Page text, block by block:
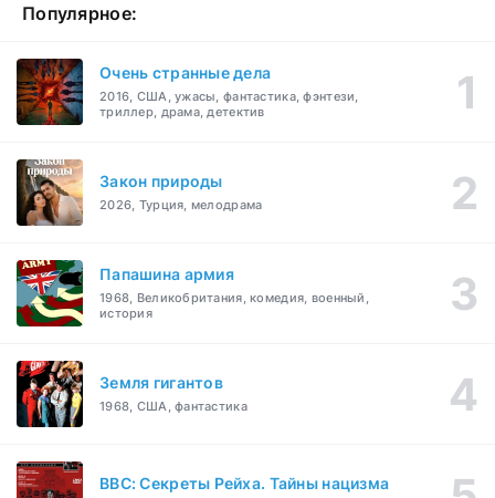
Популярное:
Очень странные дела
2016, США, ужасы, фантастика, фэнтези,
триллер, драма, детектив
Закон природы
2026, Турция, мелодрама
Папашина армия
1968, Великобритания, комедия, военный,
история
Земля гигантов
1968, США, фантастика
BBC: Секреты Рейха. Тайны нацизма